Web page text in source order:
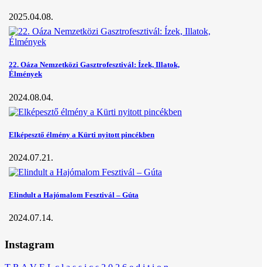
2025.04.08.
22. Oáza Nemzetközi Gasztrofesztivál: Ízek, Illatok,
Élmények
2024.08.04.
Elképesztő élmény a Kürti nyitott pincékben
2024.07.21.
Elindult a Hajómalom Fesztivál – Gúta
2024.07.14.
Instagram